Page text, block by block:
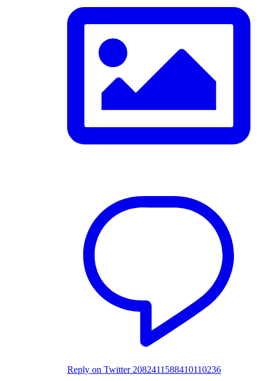
Reply on Twitter 2082411588410110236